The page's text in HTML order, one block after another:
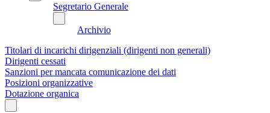
Segretario Generale
Archivio
Titolari di incarichi dirigenziali (dirigenti non generali)
Dirigenti cessati
Sanzioni per mancata comunicazione dei dati
Posizioni organizzative
Dotazione organica